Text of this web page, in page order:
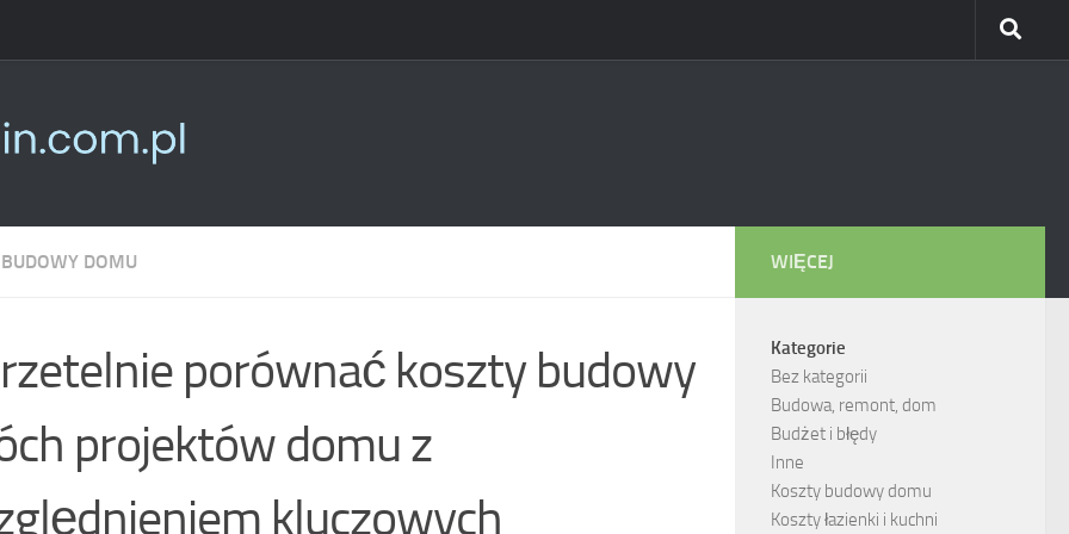
DOMU
rzetelnie porównać koszty budowy
projektów domu z
kluczowych
WIĘCEJ
Kategorie
Bez kategorii
Budowa, remont, dom
Budżet i błędy
Inne
Koszty budowy domu
Koszty łazienki i kuchni